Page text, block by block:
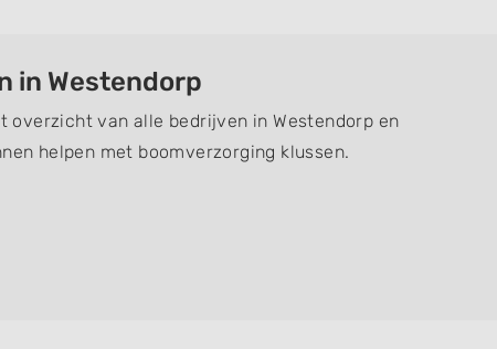
in Westendorp
overzicht van alle bedrijven in Westendorp en
helpen met boomverzorging klussen.